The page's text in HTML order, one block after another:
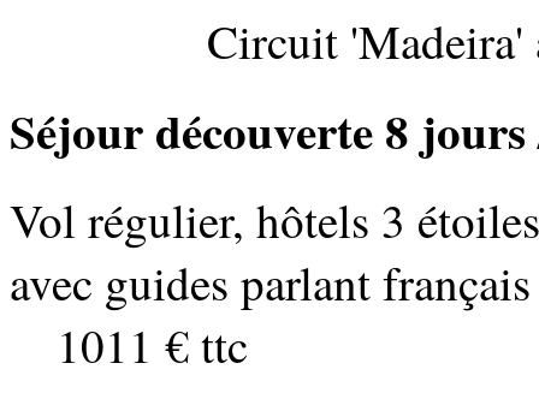
Circuit 'Madeira'
Séjour découverte 8
Vol régulier, hôtels 3
avec guides parlant
1011 € ttc